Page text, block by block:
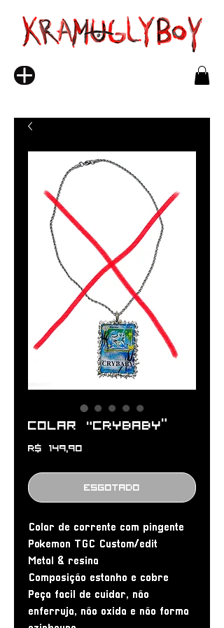
Colar "CRYBABY”
R$ 149,90
Esgotado
Colar de corrente com pingente
Pokemon TGC Custom/edit
Metal & resina
Composição estanho e cobre
Peça facil de cuidar, não
enferruja, não oxida e não forma